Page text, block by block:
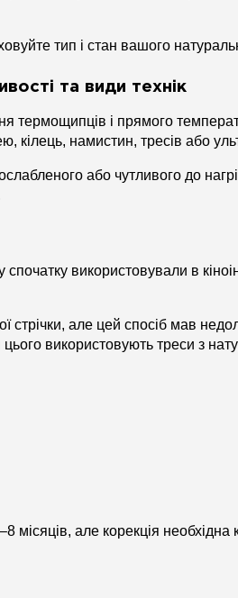
тип і стан вашого
та види технік
термощипців і прямого
кілець, намистин, тресів або
або чутливого до
використовували в
стрічки, але цей спосіб мав
використовують треси з
але корекція необхідна